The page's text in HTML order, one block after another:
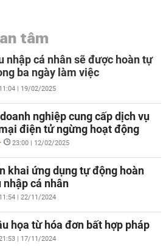
tâm
nhập cá nhân sẽ được hoàn tự
ba ngày làm việc
11:04 | 19/02/2025
nghiệp cung cấp dịch vụ
điện tử ngừng hoạt động
- 23:00 | 12/02/2025
khai ứng dụng tự động hoàn
nhập cá nhân
11:54 | 22/11/2024
họa từ hóa đơn bất hợp pháp
| 17/11/2024